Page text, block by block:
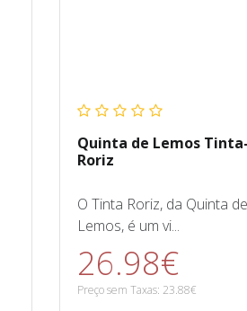
Quinta de Lemos
Roriz
O Tinta Roriz, da Quinta de
Lemos, é um vi...
26.98€
Preço sem Taxas: 23.88€